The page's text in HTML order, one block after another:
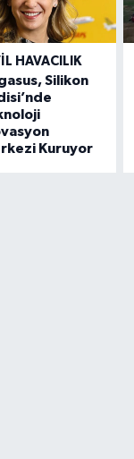
HAVACILIK
Silikon
Kuruyor